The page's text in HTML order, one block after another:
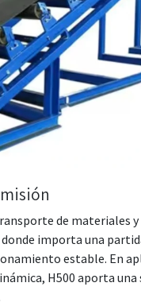
de materiales y
importa una
estable. En
H500 aporta una